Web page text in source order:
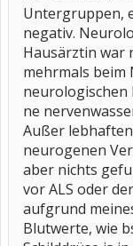
Untergruppen,
negativ.
Hausärztin war
mehrmals beim
neurologischen
ne
Außer
neurogenen
aber nichts
vor ALS oder
aufgrund
Blutwerte, wie